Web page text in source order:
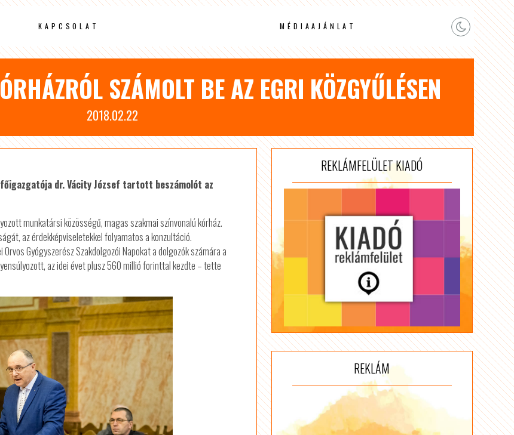
KAPCSOLAT MÉDIAAJÁNLAT
SZÁMOLT BE AZ EGRI KÖZGYŰLÉSEN
2018.02.22
dr. Vácity József tartott beszámolót az
munkatársi közösségű, magas szakmai színvonalú kórház.
az érdekképviseletekkel folyamatos a konzultáció.
Gyógyszerész Szakdolgozói Napokat a dolgozók számára a
az idei évet plusz 560 millió forinttal kezdte – tette
REKLÁMFELÜLET KIADÓ
REKLÁM